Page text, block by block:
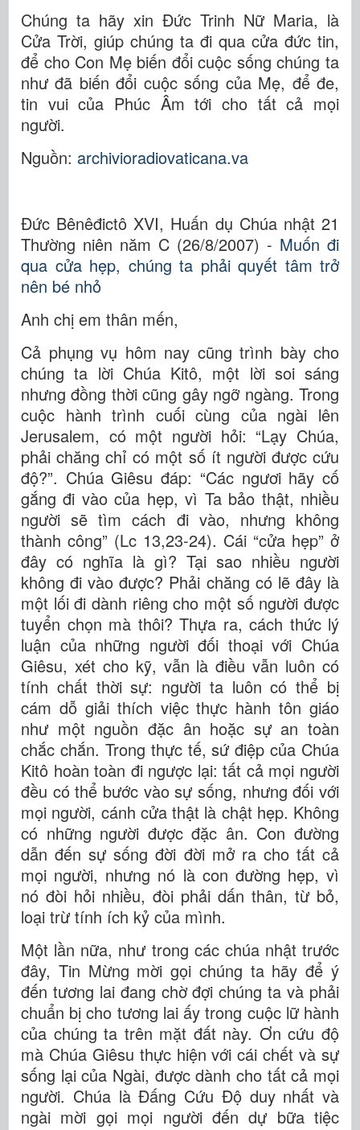
Chúng ta hãy xin Đức Trinh Nữ Maria, là
Cửa Trời, giúp chúng ta đi qua cửa đức tin,
để cho Con Mẹ biến đổi cuộc sống chúng ta
như đã biến đổi cuộc sống của Mẹ, để đe,
tin vui của Phúc Âm tới cho tất cả mọi
người.
Nguồn: archivioradiovaticana.va
Đức Bênêđictô XVI, Huấn dụ Chúa nhật 21
Thường niên năm C (26/8/2007) - Muốn đi
qua cửa hẹp, chúng ta phải quyết tâm trở
nên bé nhỏ
Anh chị em thân mến,
Cả phụng vụ hôm nay cũng trình bày cho
chúng ta lời Chúa Kitô, một lời soi sáng
nhưng đồng thời cũng gây ngỡ ngàng. Trong
cuộc hành trình cuối cùng của ngài lên
Jerusalem, có một người hỏi: “Lạy Chúa,
phải chăng chỉ có một số ít người được cứu
độ?”. Chúa Giêsu đáp: “Các ngươi hãy cố
gắng đi vào của hẹp, vì Ta bảo thật, nhiều
người sẽ tìm cách đi vào, nhưng không
thành công” (Lc 13,23-24). Cái “cửa hẹp” ở
đây có nghĩa là gì? Tại sao nhiều người
không đi vào được? Phải chăng có lẽ đây là
một lối đi dành riêng cho một số người được
tuyển chọn mà thôi? Thựa ra, cách thức lý
luận của những người đối thoại với Chúa
Giêsu, xét cho kỹ, vẫn là điều vẫn luôn có
tính chất thời sự: người ta luôn có thể bị
cám dỗ giải thích việc thực hành tôn giáo
như một nguồn đặc ân hoặc sự an toàn
chắc chắn. Trong thực tế, sứ điệp của Chúa
Kitô hoàn toàn đi ngược lại: tất cả mọi người
đều có thể bước vào sự sống, nhưng đối với
mọi người, cánh cửa thật là chật hẹp. Không
có những người được đặc ân. Con đường
dẫn đến sự sống đời đời mở ra cho tất cả
mọi người, nhưng nó là con đường hẹp, vì
nó đòi hỏi nhiều, đòi phải dấn thân, từ bỏ,
loại trừ tính ích kỷ của mình.
Một lần nữa, như trong các chúa nhật trước
đây, Tin Mừng mời gọi chúng ta hãy để ý
đến tương lai đang chờ đợi chúng ta và phải
chuẩn bị cho tương lai ấy trong cuộc lữ hành
của chúng ta trên mặt đất này. Ơn cứu độ
mà Chúa Giêsu thực hiện với cái chết và sự
sống lại của Ngài, được dành cho tất cả mọi
người. Chúa là Đấng Cứu Độ duy nhất và
ngài mời gọi mọi người đến dự bữa tiệc